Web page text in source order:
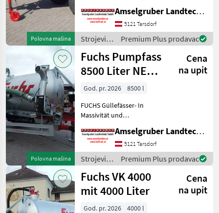
Polovna mašina
(Stärkste Materialstärken +
Beste Materialen und Beste
Komponenten der
führenden TOP Hersteller!)
Sei
Amselgruber Landtechnik GmbH
5121 Tarsdorf
Strojevi
za
đubrenje,
gnojenje i
navodnjavanje
/ Fuchs
Premium Plus prodavac
Polovna mašina
Fuchs Pumpfass
8500 Liter NEU
mit Saugarm
Cena
na upit
God. pr. 2026
8500 l
FUCHS Güllefässer- In
Massivität und
(Stärkste Materialstärken +
Beste Materialen und Beste
Komponenten der
führenden TOP Hersteller!)
Sei
Amselgruber Landtechnik GmbH
5121 Tarsdorf
Strojevi
za
đubrenje,
gnojenje i
navodnjavanje
/ Fuchs
Premium Plus prodavac
Fuchs VK 4000
mit 4000 Liter
Cena
na upit
God. pr. 2026
4000 l